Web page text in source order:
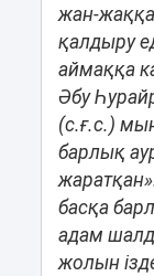
жан-
қалдыру
аймаққа
Әбу
(с.ғ.с.)
барлық
басқа
адам
жолын